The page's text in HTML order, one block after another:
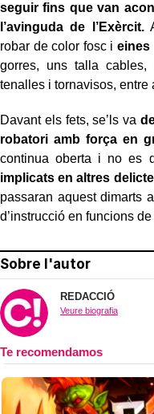
seguir fins que van
l’avinguda de l’Exèrcit.
robar de color fosc i eines
gorres, uns talla
tenalles i tornavisos, entre
Davant els fets, se’ls va
robatori amb força en
continua oberta i no es
implicats en altres
passaran aquest dimarts
d’instrucció en funcions
Sobre l'autor
REDACCIÓ
Veure biografia